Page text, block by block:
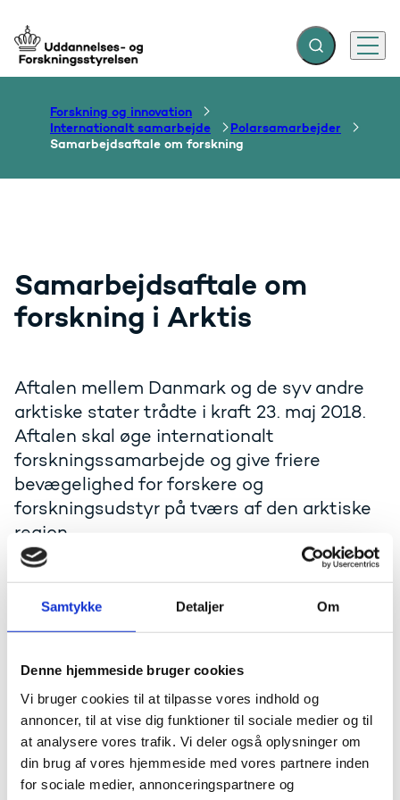
Samtykke Detaljer Om
Denne hjemmeside bruger cookies
Vi bruger cookies til at tilpasse vores indhold og
annoncer, til at vise dig funktioner til sociale medier og til
at analysere vores trafik. Vi deler også oplysninger om
din brug af vores hjemmeside med vores partnere inden
for sociale medier, annonceringspartnere og
Gå til forsiden Fold søgefelt ud
Menu
Forskning og innovation
Internationalt samarbejde
Polarsamarbejder
Samarbejdsaftale om forskning
Samarbejdsaftale om
forskning i Arktis
Aftalen mellem Danmark og de syv andre
arktiske stater trådte i kraft 23. maj 2018.
Aftalen skal øge internationalt
forskningssamarbejde og give friere
bevægelighed for forskere og
forskningsudstyr på tværs af den arktiske
region.
Aftalen er indgået i regi af Arktisk Råd, der udover
Finland, USA, Canada og Rusland.
Agreement on Enhancing International Arctic
Scientific Cooperation (Arktisk Råds hjemmeside)
For yderligere oplysninger om forskningsaftalen kan
man kontakteUddannelses- og Forskningsstyrelsen